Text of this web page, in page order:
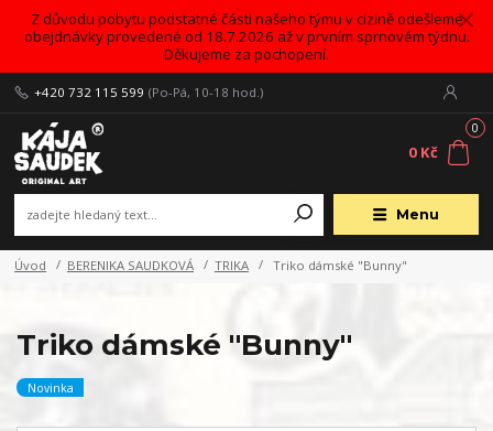
Z důvodu pobytu podstatné části našeho týmu v cizině odešleme
obejdnávky provedené od 18.7.2026 až v prvním sprnovém týdnu.
Děkujeme za pochopení.
Menu
+420 732 115 599 (Po-Pá, 10-18 hod.)
0
0 Kč
Úvod BERENIKA SAUDKOVÁ TRIKA Triko dámské "Bunny"
Triko dámské "Bunny"
Novinka